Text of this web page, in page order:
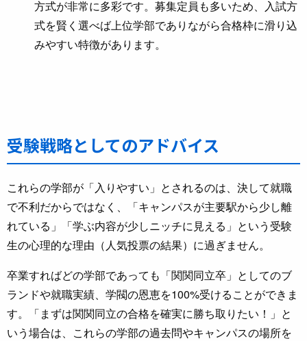
方式が非常に多彩です。募集定員も多いため、入試方
式を賢く選べば上位学部でありながら合格枠に滑り込
みやすい特徴があります。
受験戦略としてのアドバイス
これらの学部が「入りやすい」とされるのは、決して就職
で不利だからではなく、「キャンパスが主要駅から少し離
れている」「学ぶ内容が少しニッチに見える」という受験
生の心理的な理由（人気投票の結果）に過ぎません。
卒業すればどの学部であっても「関関同立卒」としてのブ
ランドや就職実績、学閥の恩恵を100%受けることができま
す。「まずは関関同立の合格を確実に勝ち取りたい！」と
いう場合は、これらの学部の過去問やキャンパスの場所を